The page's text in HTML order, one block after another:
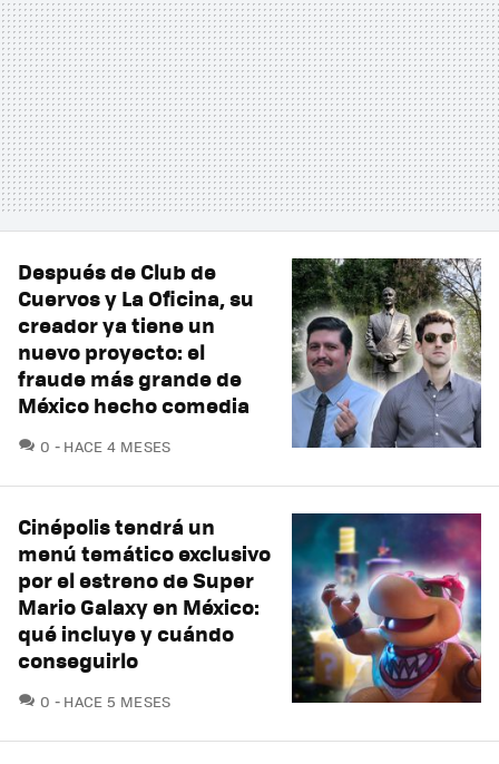
Después de Club de
Cuervos y La Oficina, su
creador ya tiene un
nuevo proyecto: el
fraude más grande de
México hecho comedia
0 COMENTARIOS
HACE 4 MESES
Cinépolis tendrá un
menú temático exclusivo
por el estreno de Super
Mario Galaxy en México:
qué incluye y cuándo
conseguirlo
0 COMENTARIOS
HACE 5 MESES